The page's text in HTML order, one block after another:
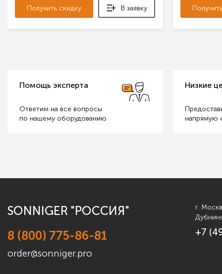
Получить скидку В заявку
Низкие цены
Предоставим лучшую цену
напрямую с завода
Расчет
и
SONNIGER "РОССИЯ"
8 (800) 775-86-81
order@sonniger.pro
г.
+7